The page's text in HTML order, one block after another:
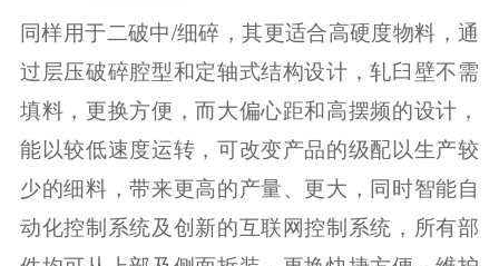
同样用于二破中/细碎，其更适合高硬度物料，通
过层压破碎腔型和定轴式结构设计，轧臼壁不需
填料，更换方便，而大偏心距和高摆频的设计，
能以较低速度运转，可改变产品的级配以生产较
少的细料，带来更高的产量、更大，同时智能自
动化控制系统及创新的互联网控制系统，所有部